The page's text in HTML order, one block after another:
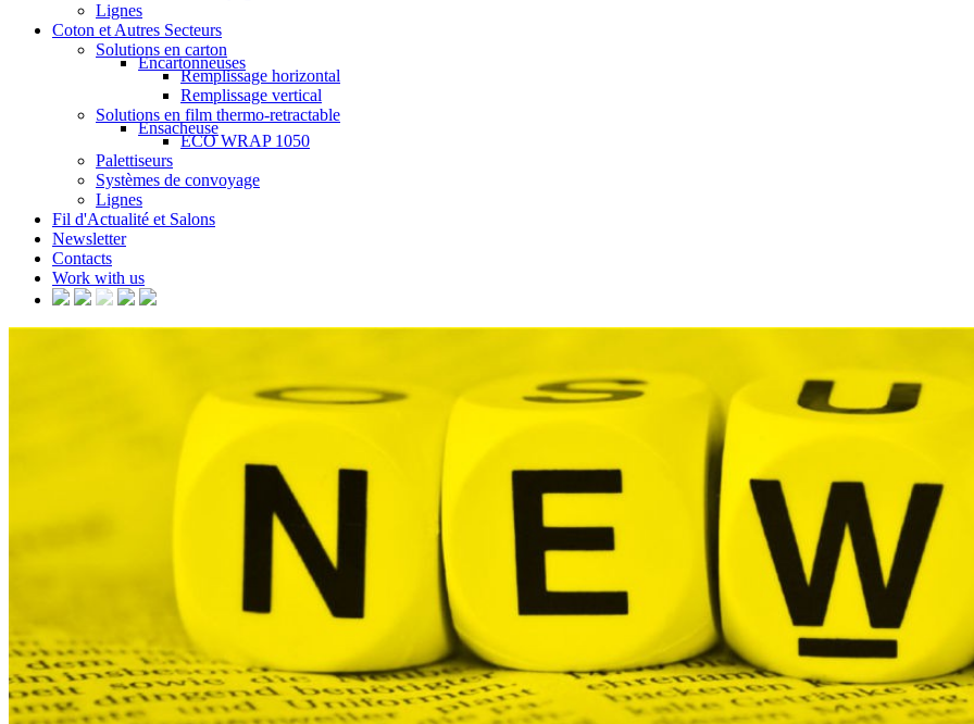
Lignes
Coton et Autres Secteurs
Solutions en carton
Encartonneuses
Remplissage horizontal
Remplissage vertical
Solutions en film thermo-retractable
Ensacheuse
ECO WRAP 1050
Palettiseurs
Systèmes de convoyage
Lignes
Fil d'Actualité et Salons
Newsletter
Contacts
Work with us